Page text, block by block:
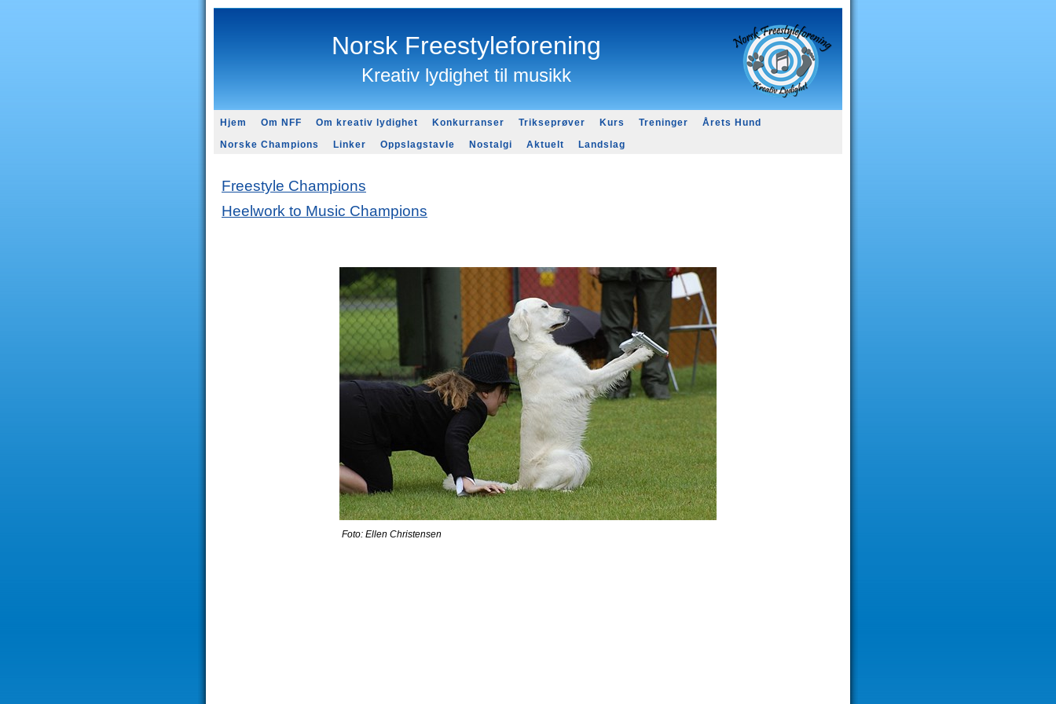
Norsk Freestyleforening
Kreativ lydighet til musikk
Hjem Om NFF Om kreativ lydighet Konkurranser Trikseprøver Kurs Treninger
Årets Hund
Norske Champions
Linker Oppslagstavle Nostalgi Aktuelt Landslag
Freestyle Champions
Heelwork to Music Champions
Foto: Ellen Christensen